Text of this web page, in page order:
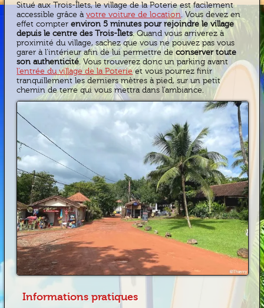
Situé aux Trois-Îlets, le village de la Poterie est facilement
accessible grâce àvotre voiture de location. Vous devez en
effet compter environ 5 minutes pour rejoindre le village
depuis le centre des Trois-Îlets. Quand vous arriverez à
proximité du village, sachez que vous ne pouvez pas vous
garer à l’intérieur afin de lui permettre deconserver toute
son authenticité. Vous trouverez donc un parking avant
l’entrée du village de la Poterieet vous pourrez finir
tranquillement les derniers mètres à pied, sur un petit
chemin de terre qui vous mettra dans l’ambiance.
Informations pratiques